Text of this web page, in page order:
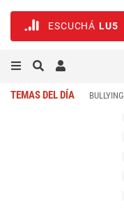
ESCUCHÁ LU5
TEMAS DEL DÍA BULLYING